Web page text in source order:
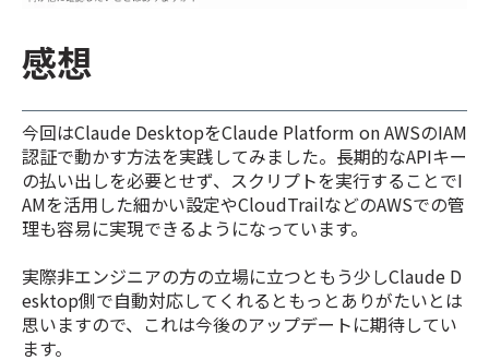
感想
今回はClaude DesktopをClaude Platform on AWSのIAM
認証で動かす方法を実践してみました。長期的なAPIキー
の払い出しを必要とせず、スクリプトを実行することでI
AMを活用した細かい設定やCloudTrailなどのAWSでの管
理も容易に実現できるようになっています。
実際非エンジニアの方の立場に立つともう少しClaude D
esktop側で自動対応してくれるともっとありがたいとは
思いますので、これは今後のアップデートに期待してい
ます。